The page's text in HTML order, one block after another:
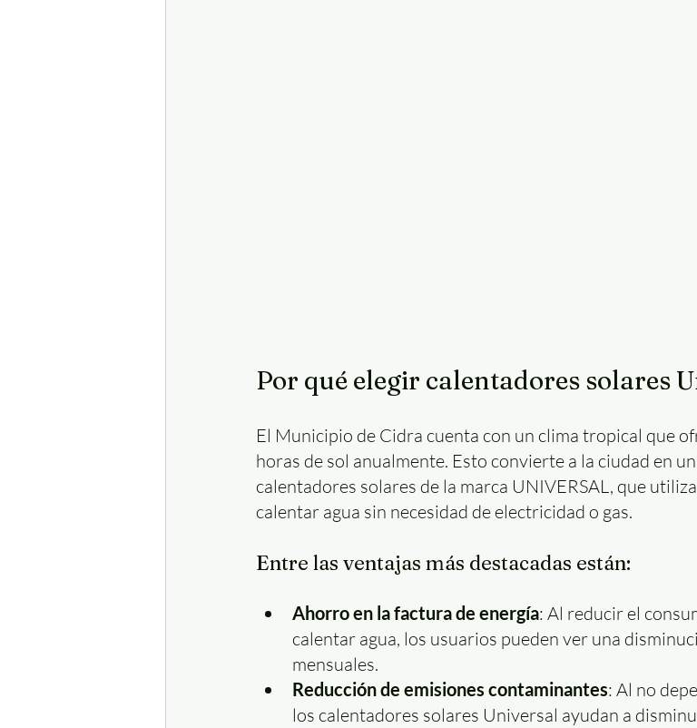
Por qué elegir calentadores solares
El Municipio de Cidra cuenta con un clima tropical que
horas de sol anualmente. Esto convierte a la ciudad en
calentadores solares de la marca UNIVERSAL, que
calentar agua sin necesidad de electricidad o gas.
Entre las ventajas más destacadas están:
Ahorro en la factura de energía: Al reducir el
calentar agua, los usuarios pueden ver una
mensuales.
Reducción de emisiones contaminantes: Al no
los calentadores solares Universal ayudan a